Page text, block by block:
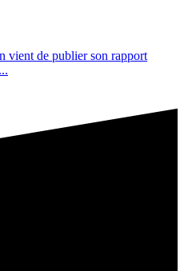
vient de publier son rapport